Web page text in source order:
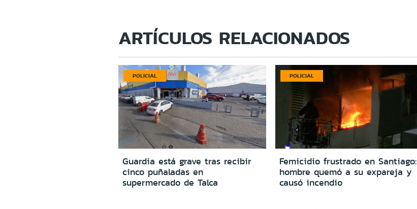
ARTÍCULOS RELACIONADOS
POLICIAL
Guardia está grave tras recibir
cinco puñaladas en
supermercado de Talca
POLICIAL
Femicidio frustrado en Santiago:
hombre quemó a su expareja y
causó incendio